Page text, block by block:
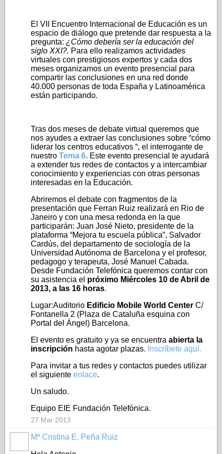
El VII Encuentro Internacional de Educación es un
espacio de diálogo que pretende dar respuesta a la
pregunta: ¿Cómo debería ser la educación del
siglo XXI?. Para ello realizamos actividades
virtuales con prestigiosos expertos y cada dos
meses organizamos un evento presencial para
compartir las conclusiones en una red donde
40.000 personas de toda España y Latinoamérica
están participando.
Tras dos meses de debate virtual queremos que
nos ayudes a extraer las conclusiones sobre “cómo
liderar los centros educativos “, el interrogante de
nuestro Tema 6. Este evento presencial te ayudará
a extender tus redes de contactos y a intercambiar
conocimiento y experiencias con otras personas
interesadas en la Educación.
Abriremos el debate con fragmentos de la
presentación que Ferran Ruiz realizará en Rio de
Janeiro y con una mesa redonda en la que
participarán: Juan José Nieto, presidente de la
plataforma “Mejora tu escuela pública”, Salvador
Cardús, del departamento de sociología de la
Universidad Autónoma de Barcelona y el profesor,
pedagogo y terapeuta, José Manuel Cabada.
Desde Fundación Telefónica queremos contar con
su asistencia el próximo Miércoles 10 de Abril de
2013, a las 16 horas.
Lugar:Auditorio Edificio Mobile World Center C/
Fontanella 2 (Plaza de Cataluña esquina con
Portal del Ángel) Barcelona.
El evento es gratuito y ya se encuentra abierta la
inscripción hasta agotar plazas. Inscríbete aquí.
Para invitar a tus redes y contactos puedes utilizar
el siguiente enlace.
Un saludo.
Equipo EIE Fundación Telefónica.
27 Mar 2013
Mª Cristina E. Peña Ruiz